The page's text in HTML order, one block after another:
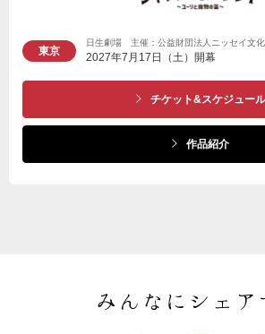
東京
日生劇場 主催：公益財団法人ニッセイ文化
2027年7月17日（土）開幕
チケット&スケジュール
作品紹介
みんなにシェア